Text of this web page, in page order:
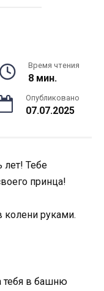
Время чтения
8 мин.
Опубликовано
07.07.2025
Тебе
принца!
колени руками.
тебя в башню